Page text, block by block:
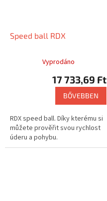
Speed ball RDX
Vyprodáno
17 733,69 Ft
BŐVEBBEN
RDX speed ball. Díky kterému si
můžete prověřit svou rychlost
úderu a pohybu.